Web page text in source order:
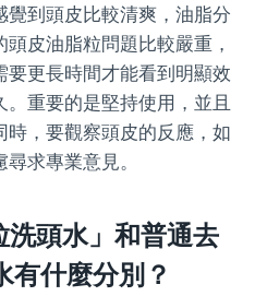
到頭皮比較清爽，油脂分
皮油脂粒問題比較嚴重，
更長時間才能看到明顯效
重要的是堅持使用，並且
，要觀察頭皮的反應，如
求專業意見。
洗頭水」和普通去
有什麼分別？